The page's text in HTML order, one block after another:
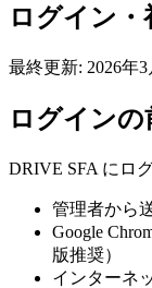
ログイン・
最終更新: 2026年3
ログインの
DRIVE SFA にロ
管理者から
Google
版推奨）
インターネ